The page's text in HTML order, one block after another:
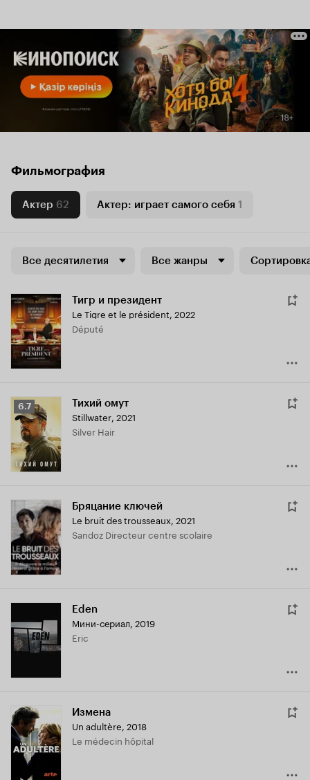
Фильмография
Актер 62 Актер: играет самого себя 1
Все десятилетия Все жанры
Тигр и президент
Le Tigre et le président, 2022
Député
Рейтинг
Кинопоиска
6.7
6.7 Тихий омут
Stillwater, 2021
Silver Hair
Бряцание ключей
Le bruit des trousseaux, 2021
Sandoz Directeur centre scolaire
Eden
Мини-сериал, 2019
Eric
Измена
Un adultère, 2018
Le médecin hôpital